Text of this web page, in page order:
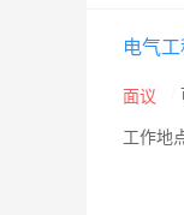
电气
面议
工作地